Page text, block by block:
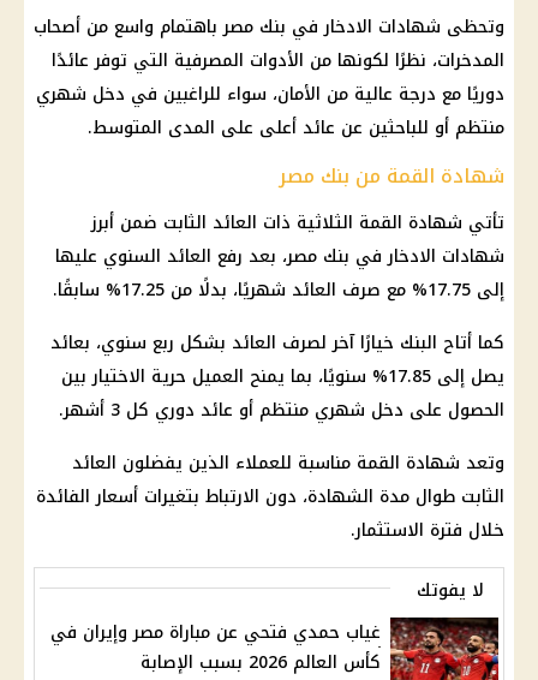
وتحظى شهادات الادخار في بنك مصر باهتمام واسع من أصحاب
المدخرات، نظرًا لكونها من الأدوات المصرفية التي توفر عائدًا
دوريًا مع درجة عالية من الأمان، سواء للراغبين في دخل شهري
منتظم أو للباحثين عن عائد أعلى على المدى المتوسط.
شهادة القمة من بنك مصر
تأتي شهادة القمة الثلاثية ذات العائد الثابت ضمن أبرز
شهادات الادخار في بنك مصر، بعد رفع العائد السنوي عليها
إلى 17.75% مع صرف العائد شهريًا، بدلًا من 17.25% سابقًا.
كما أتاح البنك خيارًا آخر لصرف العائد بشكل ربع سنوي، بعائد
يصل إلى 17.85% سنويًا، بما يمنح العميل حرية الاختيار بين
الحصول على دخل شهري منتظم أو عائد دوري كل 3 أشهر.
وتعد شهادة القمة مناسبة للعملاء الذين يفضلون العائد
الثابت طوال مدة الشهادة، دون الارتباط بتغيرات أسعار الفائدة
خلال فترة الاستثمار.
لا يفوتك
غياب حمدي فتحي عن مباراة مصر وإيران في
كأس العالم 2026 بسبب الإصابة